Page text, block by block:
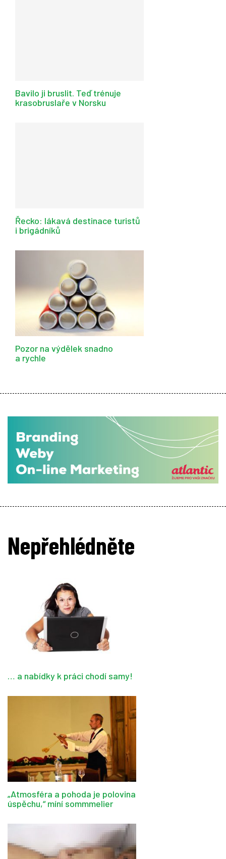
Bavilo ji bruslit. Teď trénuje
krasobruslaře v Norsku
Řecko: lákavá destinace turistů
i brigádníků
Pozor na výdělek snadno
a rychle
Nepřehlédněte
… a nabídky k práci chodí samy!
„Atmosféra a pohoda je polovina
úspěchu,“ míní sommmelier